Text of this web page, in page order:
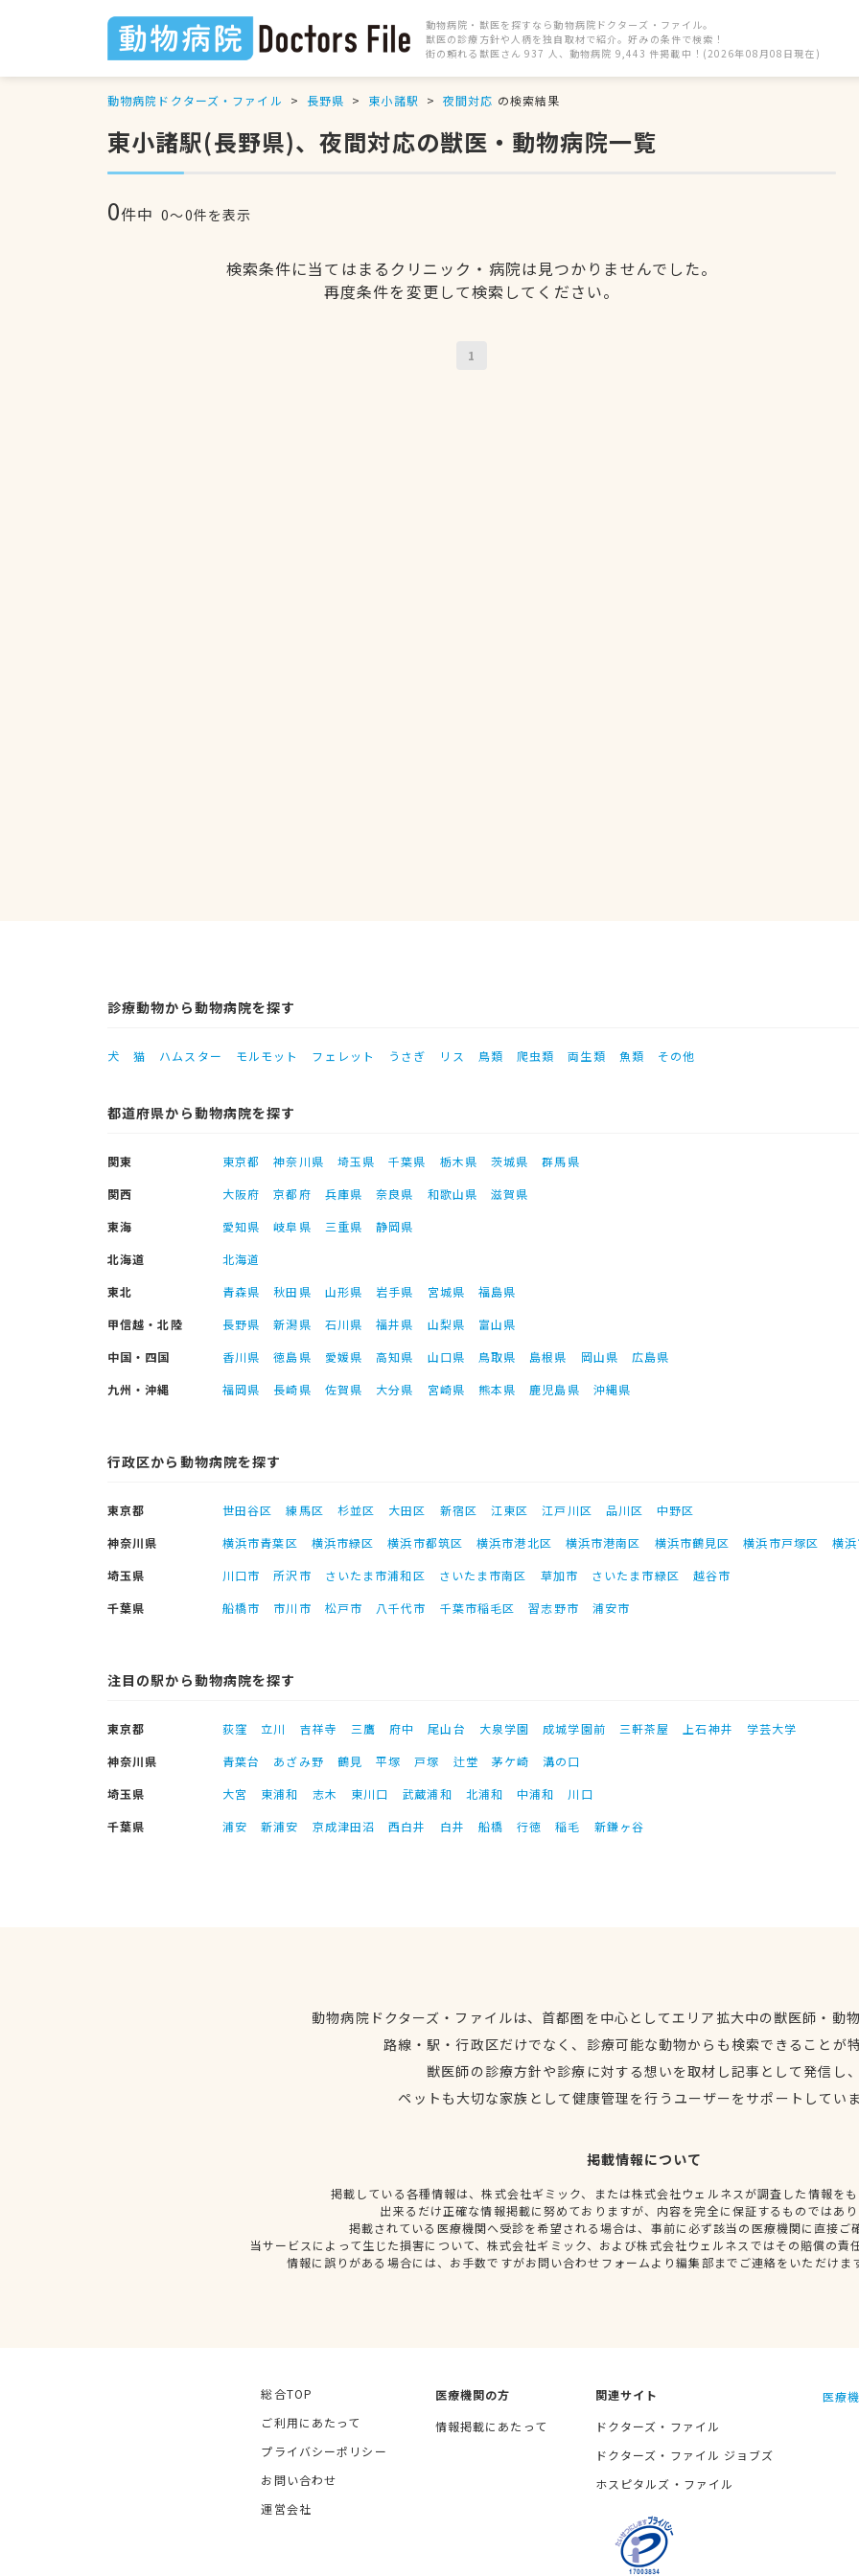
動物病院・獣医を探すなら動物病院ドクターズ・ファイル。
獣医の診療方針や人柄を独自取材で紹介。好みの条件で検索！
街の頼れる獣医さん 937 人、動物病院 9,443 件掲載中！(2026年08月08日現在)
動物病院ドクターズ・ファイル 長野県 東小諸駅 夜間対応 の検索結果
東小諸駅(長野県)、夜間対応の獣医・動物病院一覧
0件中 0〜0件を表示
検索条件に当てはまるクリニック・病院は見つかりませんでした。
再度条件を変更して検索してください。
1
診療動物から動物病院を探す
犬 猫 ハムスター モルモット フェレット うさぎ リス 鳥類 爬虫類 両生類 魚類 その他
都道府県から動物病院を探す
関東 東京都 神奈川県 埼玉県 千葉県 栃木県 茨城県
群馬県
関西
大阪府 京都府 兵庫県 奈良県 和歌山県
滋賀県
東海
愛知県 岐阜県 三重県
静岡県
北海道
北海道
東北
青森県 秋田県 山形県 岩手県 宮城県
福島県
甲信越・北陸
長野県 新潟県 石川県 福井県 山梨県
富山県
中国・四国
香川県 徳島県 愛媛県 高知県 山口県 鳥取県 島根県 岡山県
広島県
九州・沖縄
福岡県 長崎県 佐賀県 大分県 宮崎県 熊本県 鹿児島県 沖縄県
行政区から動物病院を探す
東京都 世田谷区 練馬区 杉並区 大田区 新宿区 江東区 江戸川区 品川区
中野区
神奈川県
横浜市青葉区 横浜市緑区 横浜市都筑区 横浜市港北区 横浜市港南区 横浜市鶴見区 横浜市戸塚区
横
埼玉県
川口市 所沢市 さいたま市浦和区 さいたま市南区 草加市 さいたま市緑区
越谷市
千葉県
船橋市 市川市 松戸市 八千代市 千葉市稲毛区 習志野市 浦安市
注目の駅から動物病院を探す
東京都 荻窪 立川 吉祥寺 三鷹 府中 尾山台 大泉学園 成城学園前 三軒茶屋 上石神井
学芸大学
神奈川県
青葉台 あざみ野 鶴見 平塚 戸塚 辻堂 茅ケ崎
溝の口
埼玉県
大宮 東浦和 志木 東川口 武蔵浦和 北浦和 中浦和
川口
千葉県
浦安 新浦安 京成津田沼 西白井 白井 船橋 行徳 稲毛 新鎌ヶ谷
動物病院ドクターズ・ファイルは、首都圏を中心としてエリア拡大中の獣医師・動
路線・駅・行政区だけでなく、診療可能な動物からも検索できることが
獣医師の診療方針や診療に対する想いを取材し記事として発信し
ペットも大切な家族として健康管理を行うユーザーをサポートしてい
掲載情報について
掲載している各種情報は、株式会社ギミック、または株式会社ウェルネスが調査した情報を
出来るだけ正確な情報掲載に努めておりますが、内容を完全に保証するものではあ
掲載されている医療機関へ受診を希望される場合は、事前に必ず該当の医療機関に直接ご
当サービスによって生じた損害について、株式会社ギミック、および株式会社ウェルネスではその賠償の責
情報に誤りがある場合には、お手数ですがお問い合わせフォームより編集部までご連絡をいただけま
総合TOP
ご利用にあたって
プライバシーポリシー
お問い合わせ
運営会社
医療機関の方
情報掲載にあたって
関連サイト
ドクターズ・ファイル
ドクターズ・ファイル ジョブズ
ホスピタルズ・ファイル
医療